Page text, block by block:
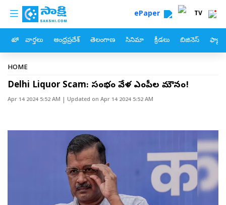
Skip to main content
custom menu ePaper TV
హోం వార్తలు ఆంధ్రప్రదేశ్ తెలంగాణ సినిమా క్రీడలు బిజినెస్
Breadcrumb
HOME
Delhi Liquor Scam: సంక్షోభం వేళ ఎంపీల మౌనం!
Apr 14 2024 5:52 AM | Updated on Apr 14 2024 5:52 AM